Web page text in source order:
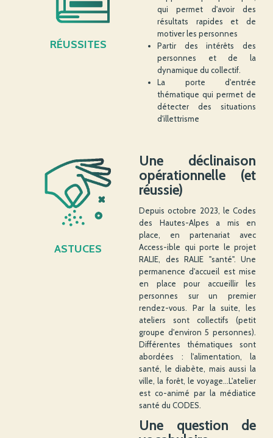
RÉUSSITES
qui permet d'avoir des
résultats rapides et de
motiver les personnes
Partir des intérêts des
personnes et de la
dynamique du collectif.
La porte d'entrée
thématique qui permet de
détecter des situations
d'illettrisme
ASTUCES
Une déclinaison
opérationnelle (et
réussie)
Depuis octobre 2023, le Codes
des Hautes-Alpes a mis en
place, en partenariat avec
Access-ible qui porte le projet
RALIE, des RALIE "santé". Une
permanence d'accueil est mise
en place pour accueillir les
personnes sur un premier
rendez-vous. Par la suite, les
ateliers sont collectifs (petit
groupe d'environ 5 personnes).
Différentes thématiques sont
abordées : l'alimentation, la
santé, le diabète, mais aussi la
ville, la forêt, le voyage...L'atelier
est co-animé par la médiatice
santé du CODES.
Une question de